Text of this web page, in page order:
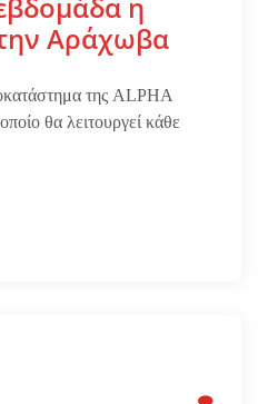
Αράχωβα
της ALPHA
θα λειτουργεί κάθε